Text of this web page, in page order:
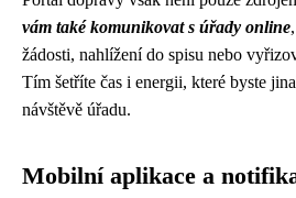
vám také komunikovat s úřady online
žádosti, nahlížení do spisu nebo
Tím šetříte čas i energii, které byste
návštěvě úřadu.
Mobilní aplikace a